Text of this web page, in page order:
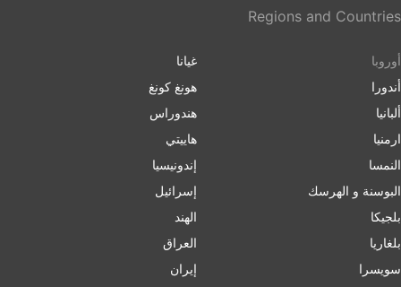
Regions and Countries
أوروبا
أندورا
ألبانيا
ارمنیا
النمسا
البوسنة و الهرسك
بلجيكا
بلغاریا
سويسرا
غيانا
هونغ كونغ
هندوراس
هاييتي
إندونيسيا
إسرائیل
الهند
العراق
إيران